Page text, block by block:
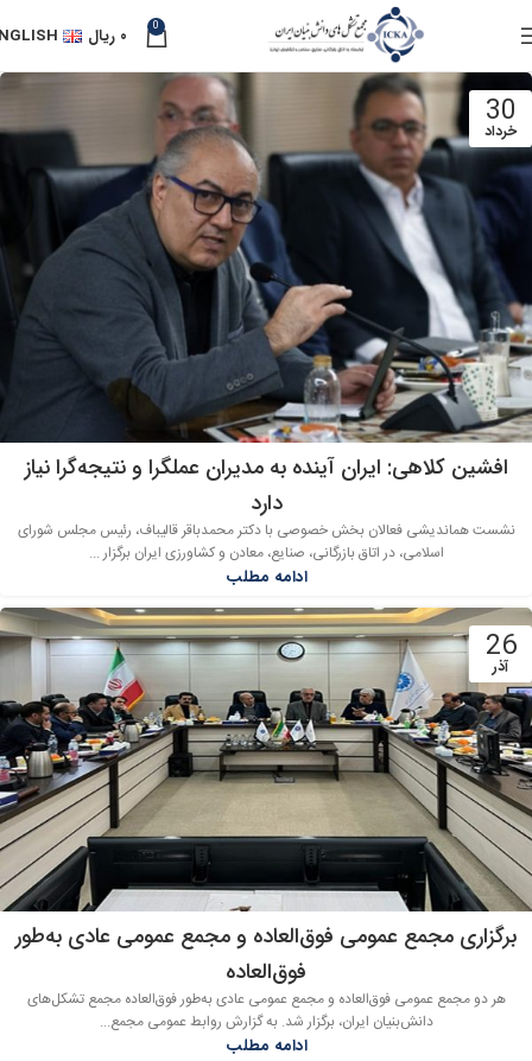
0 ۰ ریال
30
خرداد
افشین کلاهی: ایران آینده به مدیران عملگرا و نتیجه‌گرا نیاز
دارد
نشست هماندیشی فعالان بخش خصوصی با دکتر محمدباقر قالیباف، رئیس مجلس شورای
اسلامی، در اتاق بازرگانی، صنایع، معادن و کشاورزی ایران برگزار ...
ادامه مطلب
26
آذر
برگزاری مجمع عمومی فوق‌العاده و مجمع عمومی عادی به‌طور
فوق‌العاده
هر دو مجمع عمومی فوق‌العاده و مجمع عمومی عادی به‌طور فوق‌العاده مجمع تشکل‌های
دانش‌بنیان ایران، برگزار شد. به گزارش روابط عمومی مجمع...
ادامه مطلب